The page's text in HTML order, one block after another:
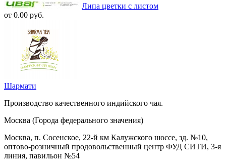
Липа цветки с листом
от 0.00 руб.
Шармати
Производство качественного индийского чая.
Москва (Города федерального значения)
Москва, п. Сосенское, 22-й км Калужского шоссе, зд. №10,
оптово-розничный продовольственный центр ФУД СИТИ, 3-я
линия, павильон №54